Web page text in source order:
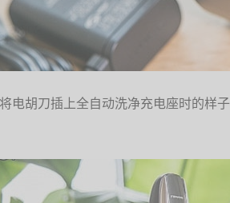
电胡刀插上全自动洗净充电座时的样